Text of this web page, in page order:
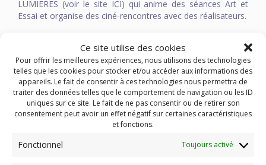
Ce site utilise des cookies
Pour offrir les meilleures expériences, nous utilisons des technologies
telles que les cookies pour stocker et/ou accéder aux informations des
appareils. Le fait de consentir à ces technologies nous permettra de
traiter des données telles que le comportement de navigation ou les ID
uniques sur ce site. Le fait de ne pas consentir ou de retirer son
consentement peut avoir un effet négatif sur certaines caractéristiques
et fonctions.
Fonctionnel Toujours activé
LUMIERES (voir le site ICI) qui anime des séances Art et
Essai et organise des ciné-rencontres avec des réalisateurs.
30 boulevard de Courtais
03100 Montluçon
Téléphone : 04 70 28 52 90
Site internet
en savoir plus :Le Palace – MONTLUÇON